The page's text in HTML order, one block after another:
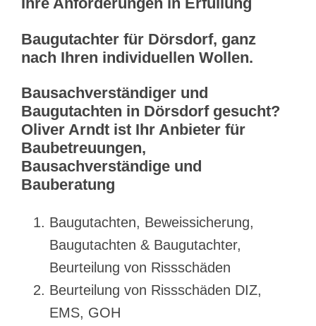
Baugutachter für Dörsdorf, ganz
nach Ihren individuellen Wollen.
Bausachverständiger und
Baugutachten in Dörsdorf gesucht?
Oliver Arndt ist Ihr Anbieter für
Baubetreuungen,
Bausachverständige und
Bauberatung
Baugutachten, Beweissicherung,
Baugutachten & Baugutachter,
Beurteilung von Rissschäden
Beurteilung von Rissschäden DIZ,
EMS, GOH